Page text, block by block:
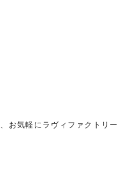
お気軽にラヴィファクトリー